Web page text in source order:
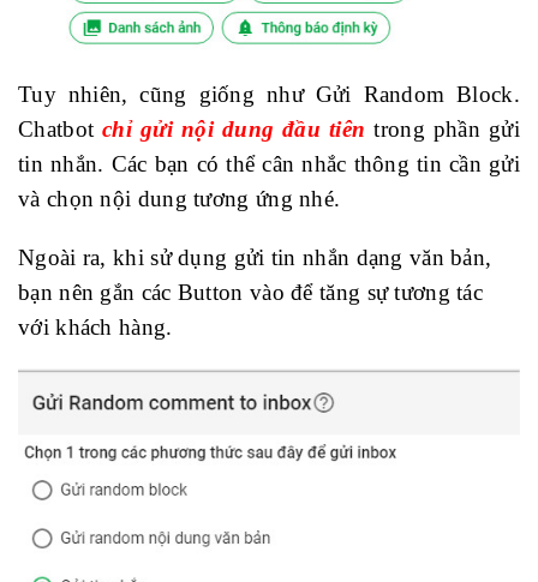
Tuy nhiên, cũng giống như Gửi Random Block.
Chatbotchỉ gửi nội dung đầu tiên trong phần gửi
tin nhắn. Các bạn có thể cân nhắc thông tin cần gửi
và chọn nội dung tương ứng nhé.
Ngoài ra, khi sử dụng gửi tin nhắn dạng văn bản,
bạn nên gắn các Button vào để tăng sự tương tác
với khách hàng.